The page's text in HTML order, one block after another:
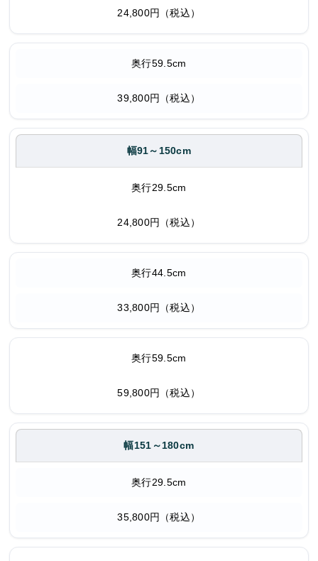
24,800円（税込）
奥行59.5cm
39,800円（税込）
幅91～150cm
奥行29.5cm
24,800円（税込）
奥行44.5cm
33,800円（税込）
奥行59.5cm
59,800円（税込）
幅151～180cm
奥行29.5cm
35,800円（税込）